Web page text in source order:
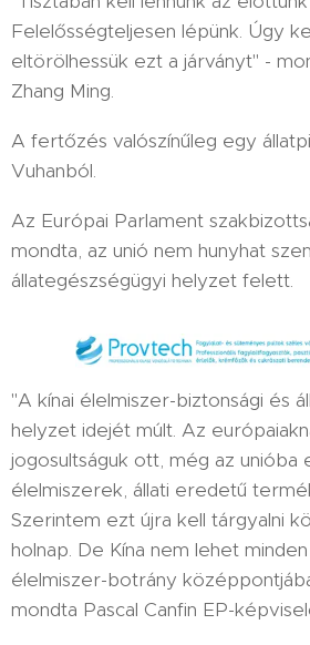
Felelősségteljesen lépünk. Úgy
eltörölhessük ezt a járványt" -
Zhang Ming.
A fertőzés valószínűleg egy
Vuhanból.
Az Európai Parlament
mondta, az unió nem hunyhat
állategészségügyi helyzet felett.
"A kínai élelmiszer-biztonsági és
helyzet idejét múlt. Az
jogosultságuk ott, még az
élelmiszerek, állati eredetű
Szerintem ezt újra kell tárgyalni
holnap. De Kína nem lehet
élelmiszer-botrány
mondta Pascal Canfin EP-